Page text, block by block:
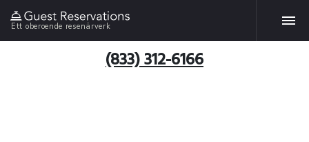
Ett oberoende resenärverk
(833) 312-6166